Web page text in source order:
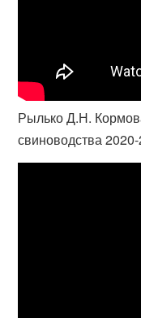
Рылько Д.Н.
свиноводства 2020-